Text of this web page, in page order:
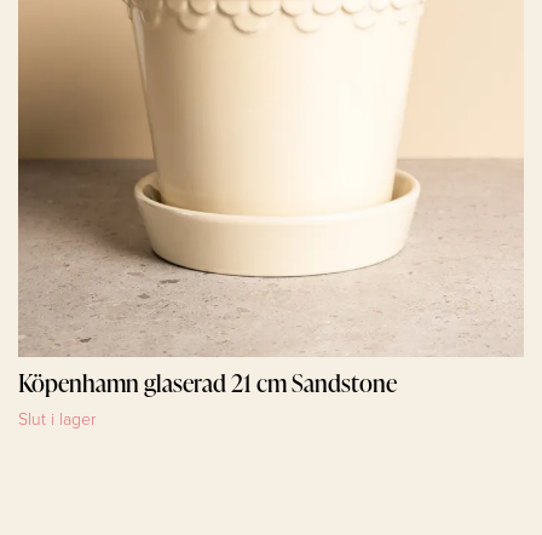
Köpenhamn glaserad 21 cm Sandstone
Slut i lager